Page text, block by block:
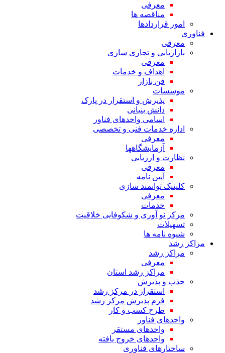
معرفی
مناقصه ها
امور قراردادها
فناوری
معرفی
بازاریابی و تجاری سازی
معرفی
اهداف و خدمات
فن بازار
موسسات
پذیرش و استقرار در پارک
دانش بنیانی
اسامی واحدهای فناور
اداره خدمات فنی و تخصصی
معرفی
آزمایشگاهها
نظارت و ارزیابی
معرفی
آیین نامه
کلینیک توانمند سازی
معرفی
خدمات
مرکز نو آوری و شکوفایی خلاقیت
تسهیلات
شیوه نامه ها
مراکز رشد
مراکز رشد
معرفی
مراکز رشد استان
جذب و پذیرش
استقرار در مرکز رشد
فرم پذیرش مرکز رشد
طرح کسب و کار
واحدهای فناور
واحدهای مستقر
واحدهای خروج یافته
ساختارهای فناوری